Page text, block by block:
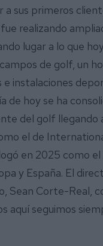
sus primeros
realizando
lugar a lo que
de golf, un
instalaciones
de hoy se ha
del golf llegando
el de
en 2025 como
y España. El
Sean Corte-Real,
aquí seguimos